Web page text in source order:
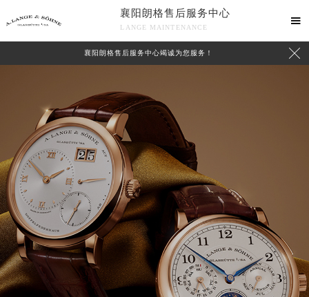
襄阳朗格售后服务中心
LANGE MAINTENANCE

襄阳朗格售后服务中心竭诚为您服务！ 
心介绍 联系我们